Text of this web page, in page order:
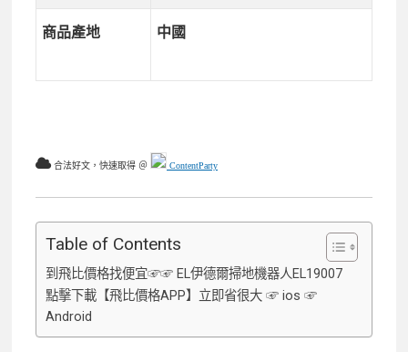
商品產地 中國
合法好文，快速取得 ＠ ContentParty
Table of Contents
到飛比價格找便宜☞☞ EL伊德爾掃地機器人EL19007
點擊下載【飛比價格APP】立即省很大 ☞ ios ☞
Android